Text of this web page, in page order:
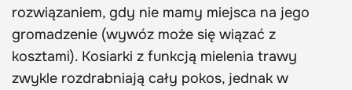
rozwiązaniem, gdy nie mamy miejsca na jego
gromadzenie (wywóz może się wiązać z
kosztami). Kosiarki z funkcją mielenia trawy
zwykle rozdrabniają cały pokos, jednak w